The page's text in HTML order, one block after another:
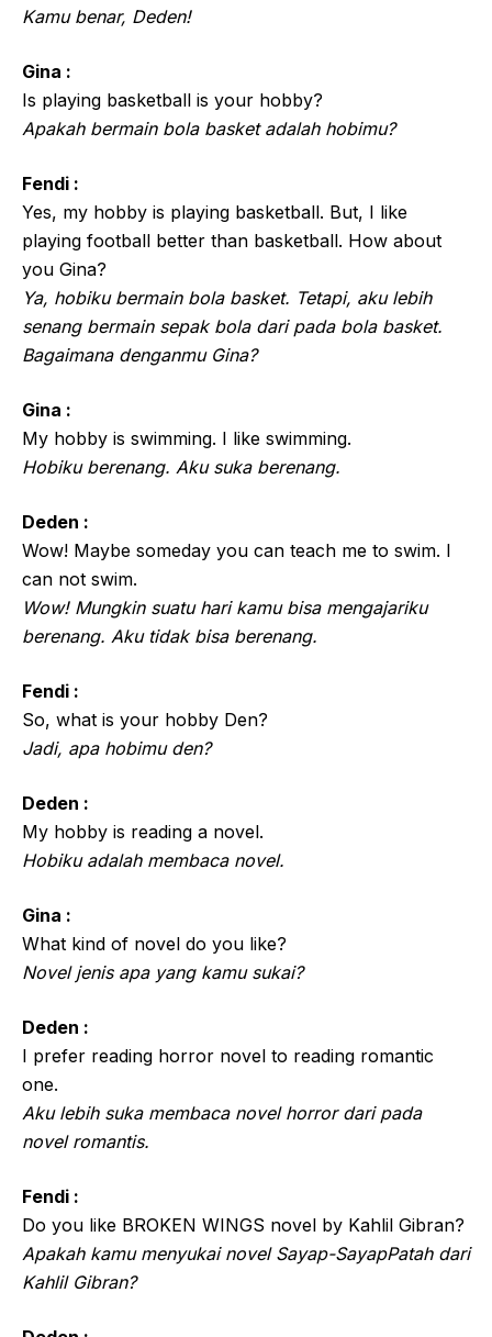
Kamu benar, Deden!
Gina :
Is playing basketball is your hobby?
Apakah bermain bola basket adalah hobimu?
Fendi :
Yes, my hobby is playing basketball. But, I like
playing football better than basketball. How about
you Gina?
Ya, hobiku bermain bola basket. Tetapi, aku lebih
senang bermain sepak bola dari pada bola basket.
Bagaimana denganmu Gina?
Gina :
My hobby is swimming. I like swimming.
Hobiku berenang. Aku suka berenang.
Deden :
Wow! Maybe someday you can teach me to swim. I
can not swim.
Wow! Mungkin suatu hari kamu bisa mengajariku
berenang. Aku tidak bisa berenang.
Fendi :
So, what is your hobby Den?
Jadi, apa hobimu den?
Deden :
My hobby is reading a novel.
Hobiku adalah membaca novel.
Gina :
What kind of novel do you like?
Novel jenis apa yang kamu sukai?
Deden :
I prefer reading horror novel to reading romantic
one.
Aku lebih suka membaca novel horror dari pada
novel romantis.
Fendi :
Do you like BROKEN WINGS novel by Kahlil Gibran?
Apakah kamu menyukai novel Sayap-SayapPatah dari
Kahlil Gibran?